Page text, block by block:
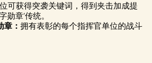
可获得突袭关键词，得到夹击加成提
勋章’传统。
： 拥有表彰的每个指挥官单位的战斗